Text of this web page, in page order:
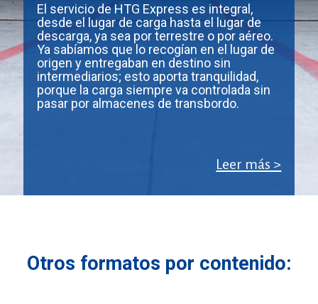
El servicio de HTG Express es integral,
desde el lugar de carga hasta el lugar de
descarga, ya sea por terrestre o por aéreo.
Ya sabíamos que lo recogían en el lugar de
origen y entregaban en destino sin
intermediarios; esto aporta tranquilidad,
porque la carga siempre va controlada sin
pasar por almacenes de transbordo.
Leer más >
Otros formatos por contenido: